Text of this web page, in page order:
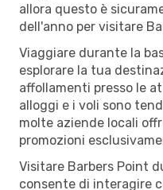
allora questo è
dell'anno per visitare
Viaggiare durante la
esplorare la tua
affollamenti presso le
alloggi e i voli sono
molte aziende locali
promozioni
Visitare Barbers Point
consente di interagire